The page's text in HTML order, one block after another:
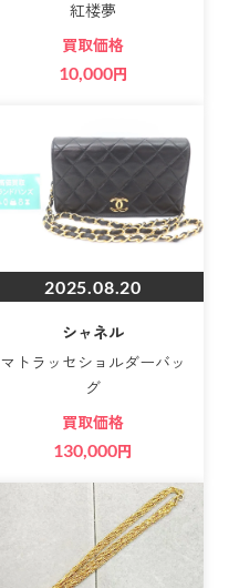
紅楼夢
買取価格
10,000円
2025.08.20
シャネル
マトラッセショルダーバッ
グ
買取価格
130,000円